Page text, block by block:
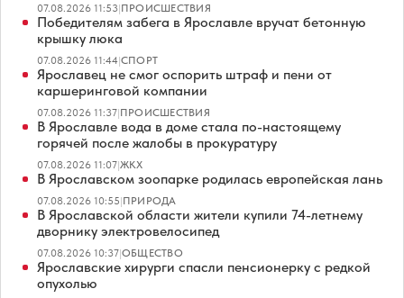
07.08.2026 11:53|ПРОИСШЕСТВИЯ
Победителям забега в Ярославле вручат бетонную
крышку люка
07.08.2026 11:44|СПОРТ
Ярославец не смог оспорить штраф и пени от
каршеринговой компании
07.08.2026 11:37|ПРОИСШЕСТВИЯ
В Ярославле вода в доме стала по-настоящему
горячей после жалобы в прокуратуру
07.08.2026 11:07|ЖКХ
В Ярославском зоопарке родилась европейская лань
07.08.2026 10:55|ПРИРОДА
В Ярославской области жители купили 74-летнему
дворнику электровелосипед
07.08.2026 10:37|ОБЩЕСТВО
Ярославские хирурги спасли пенсионерку с редкой
опухолью